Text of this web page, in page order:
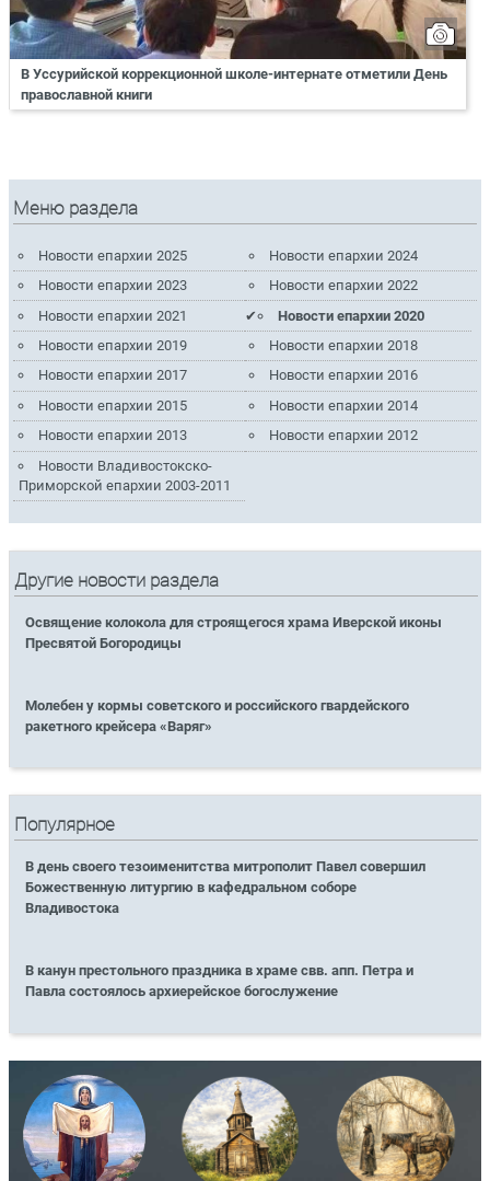
В Уссурийской коррекционной школе-интернате отметили День
православной книги
Меню раздела
Новости епархии 2025
Новости епархии 2024
Новости епархии 2023
Новости епархии 2022
Новости епархии 2021
Новости епархии 2020
Новости епархии 2019
Новости епархии 2018
Новости епархии 2017
Новости епархии 2016
Новости епархии 2015
Новости епархии 2014
Новости епархии 2013
Новости епархии 2012
Новости Владивостокско-
Приморской епархии 2003-2011
Другие новости раздела
Освящение колокола для строящегося храма Иверской иконы
Пресвятой Богородицы
Молебен у кормы советского и российского гвардейского
ракетного крейсера «Варяг»
Популярное
В день своего тезоименитства митрополит Павел совершил
Божественную литургию в кафедральном соборе
Владивостока
В канун престольного праздника в храме свв. апп. Петра и
Павла состоялось архиерейское богослужение